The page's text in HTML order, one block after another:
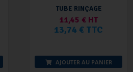
TUBE RINÇAGE
11,45 € HT
13,74 € TTC
AJOUTER AU PANIER